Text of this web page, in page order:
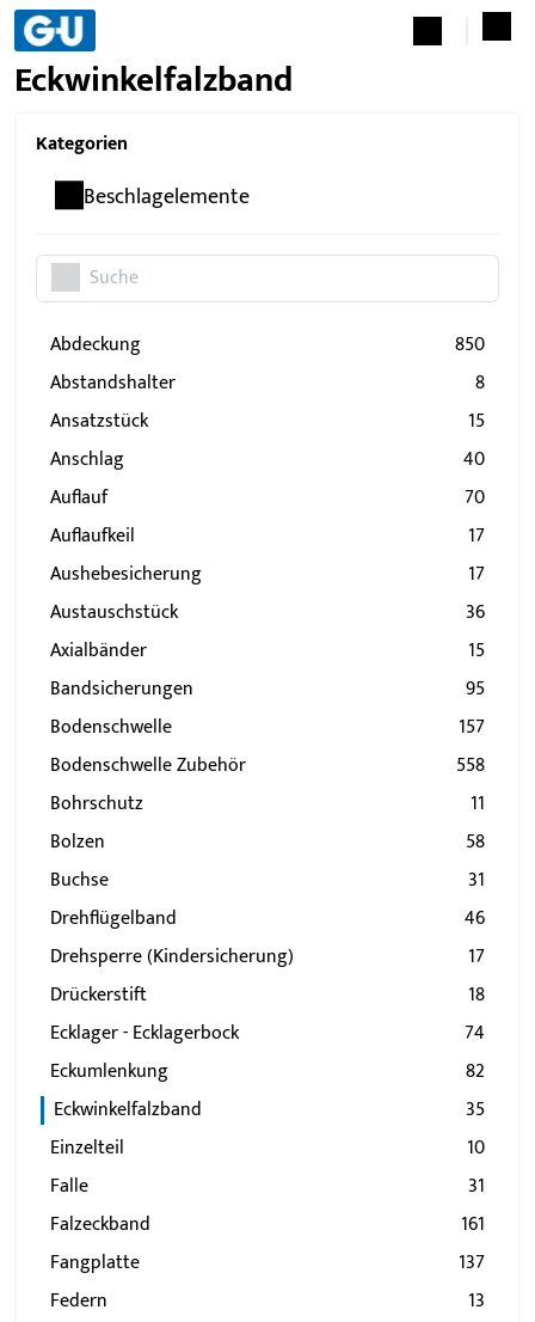
Eckwinkelfalzband
Kategorien
Beschlagelemente
Abdeckung
850
Abstandshalter
8
Ansatzstück
15
Anschlag
40
Auflauf
70
Auflaufkeil
17
Aushebesicherung
17
Austauschstück
36
Axialbänder
15
Bandsicherungen
95
Bodenschwelle
157
Bodenschwelle Zubehör
558
Bohrschutz
11
Bolzen
58
Buchse
31
Drehflügelband
46
Drehsperre (Kindersicherung)
17
Drückerstift
18
Ecklager - Ecklagerbock
74
Eckumlenkung
82
Eckwinkelfalzband
35
Einzelteil
10
Falle
31
Falzeckband
161
Fangplatte
137
Federn
13